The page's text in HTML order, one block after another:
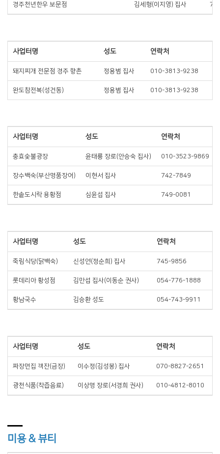
경주천년한우 보문점 김세형(이지영) 집사
사업터명 성도 연락처
돼지찌개 전문점 경주 향촌 정용범 집사 010-3813-9238
완도참전복(성건동) 정용범 집사 010-3813-9238
사업터명 성도 연락처
충효숯불광장 윤태룡 장로(안승숙 집사) 010-3523-9869
장수백숙(부산명품장어) 이현서 집사 742-7849
한솥도시락 용황점 심윤섭 집사 749-0081
사업터명 성도 연락처
죽림식당(닭백숙) 신성연(정순희) 집사 745-9856
롯데리아 황성점 김만섭 집사(이동순 권사) 054-776-1888
황남국수 김승환 성도 054-743-9911
사업터명 성도 연락처
짜장면집 객잔(금장) 이수정(김성봉) 집사 070-8827-2651
광천식품(착즙음료) 이상명 장로(서경희 권사) 010-4812-8010
미용 & 뷰티